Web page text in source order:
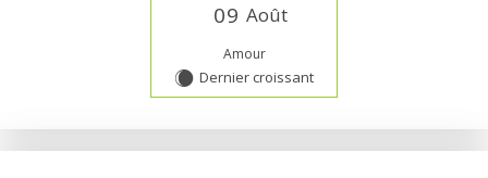
09 Août
Amour
X Dernier croissant